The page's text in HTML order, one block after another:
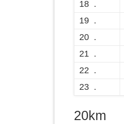
18 .
19 .
20 .
21 .
22 .
23 .
20km